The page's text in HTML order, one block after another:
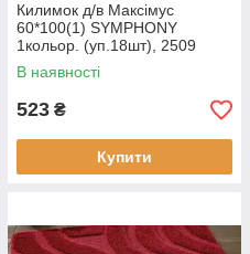
Килимок д/в Максімус
60*100(1) SYMPHONY
1кольор. (уп.18шт), 2509
блакитний
В наявності
523 ₴
Купити